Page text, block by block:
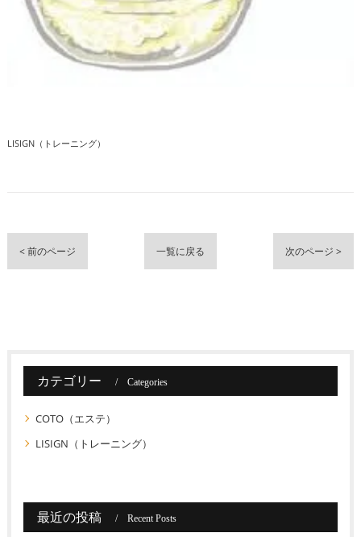
LISIGN（トレーニング）
< 前のページ 一覧に戻る 次のページ >
カテゴリー Categories
COTO（エステ）
LISIGN（トレーニング）
最近の投稿 Recent Posts